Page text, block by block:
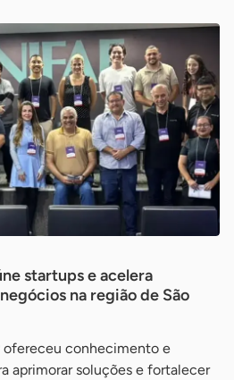
startups e acelera
na região de São
ofereceu conhecimento e
aprimorar soluções e fortalecer